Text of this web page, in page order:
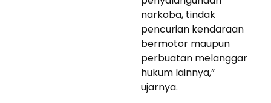
narkoba, tindak
pencurian kendaraan
bermotor maupun
perbuatan melanggar
hukum lainnya,”
ujarnya.